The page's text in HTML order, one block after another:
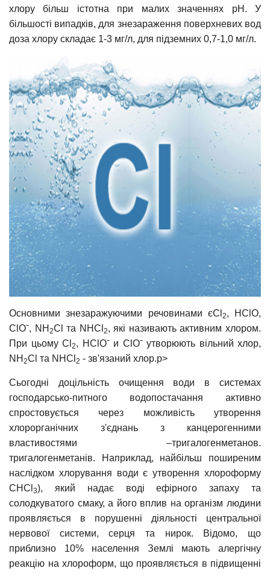
хлору більш істотна при малих значеннях рН. У
більшості випадків, для знезараження поверхневих вод
доза хлору складає 1-3 мг/л, для підземних 0,7-1,0 мг/л.
Основними знезаражуючими речовинами єCl 2, HClO,
ClOˉ, NH 2Cl та NHCl 2, які називають активним хлором.
При цьому Сl 2, НСlOˉ и СlOˉ утворюють вільний хлор,
NH 2Cl та NHCl 2 - зв'язаний хлор.p>
Сьогодні доцільність очищення води в системах
господарсько-питного водопостачання активно
спростовується через можливість утворення
хлорорганічних з'єднань з канцерогенними
властивостями –тригалогенметанов.
тригалогенметанів. Наприклад, найбільш поширеним
наслідком хлорування води є утворення хлороформу
СHCl 3), який надає воді ефірного запаху та
солодкуватого смаку, а його вплив на організм людини
проявляється в порушенні діяльності центральної
нервової системи, серця та нирок. Відомо, що
приблизно 10% населення Землі мають алергічну
реакцію на хлороформ, що проявляється в підвищенні